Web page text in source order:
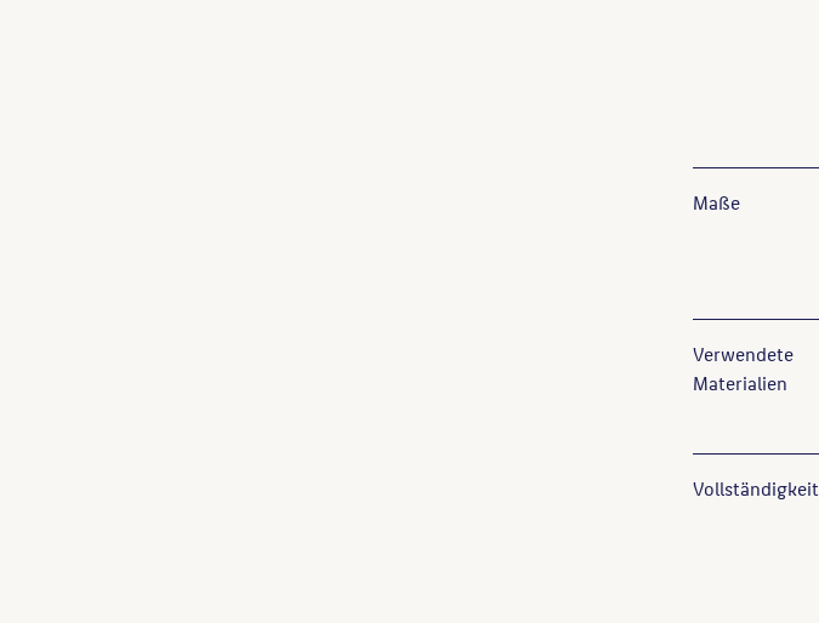
Maße
Verwendete
Materialien
Vollständigkeit